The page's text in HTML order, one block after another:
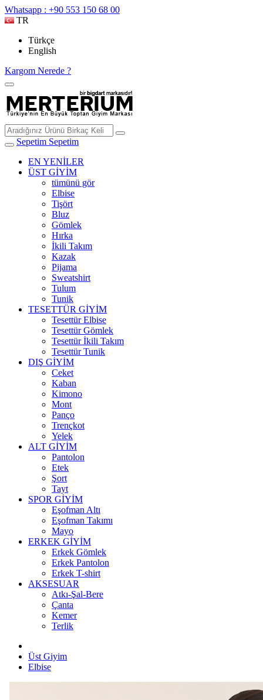
Whatsapp : +90 553 150 68 00
TR
Türkçe
English
Kargom Nerede ?
Sepetim Sepetim
EN YENİLER
ÜST GİYİM
tümünü gör
Elbise
Tişört
Bluz
Gömlek
Hırka
İkili Takım
Kazak
Pijama
Sweatshirt
Tulum
Tunik
TESETTÜR GİYİM
Tesettür Elbise
Tesettür Gömlek
Tesettür İkili Takım
Tesettür Tunik
DIŞ GİYİM
Ceket
Kaban
Kimono
Mont
Panço
Trençkot
Yelek
ALT GİYİM
Pantolon
Etek
Şort
Tayt
SPOR GİYİM
Eşofman Altı
Eşofman Takımı
Mayo
ERKEK GİYİM
Erkek Gömlek
Erkek Pantolon
Erkek T-shirt
AKSESUAR
Atkı-Şal-Bere
Çanta
Kemer
Terlik
Üst Giyim
Elbise